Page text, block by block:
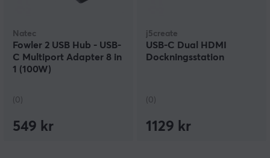
Natec
Fowler 2 USB Hub - USB-
C Multiport Adapter 8 in
1 (100W)
(0)
549 kr
j5create
USB-C Dual HDMI
Dockningsstation
(0)
1129 kr